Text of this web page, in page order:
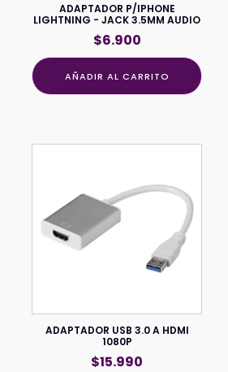
ADAPTADOR P/IPHONE
LIGHTNING - JACK 3.5MM AUDIO
$6.900
AÑADIR AL CARRITO
ADAPTADOR USB 3.0 A HDMI
1080P
$15.990